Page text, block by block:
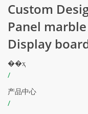
Custom
Panel
Display
��ҳ
/
产品中心
/